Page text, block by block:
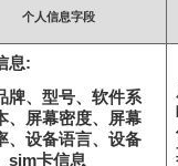
个人信息字段
息:
牌、型号、软件系
、屏幕密度、屏幕
、设备语言、设备
sim卡信息